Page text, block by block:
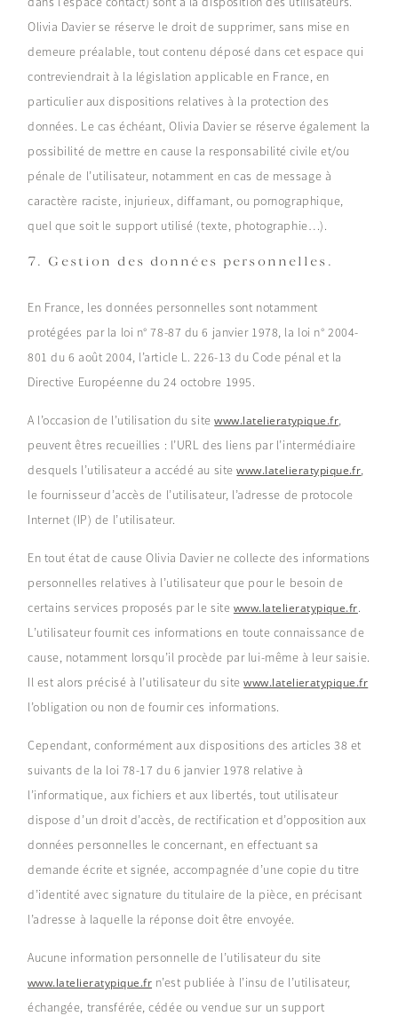
Olivia Davier se réserve le droit de supprimer, sans mise en
demeure préalable, tout contenu déposé dans cet espace qui
contreviendrait à la législation applicable en France, en
particulier aux dispositions relatives à la protection des
données. Le cas échéant, Olivia Davier se réserve également la
possibilité de mettre en cause la responsabilité civile et/ou
pénale de l’utilisateur, notamment en cas de message à
caractère raciste, injurieux, diffamant, ou pornographique,
quel que soit le support utilisé (texte, photographie…).
7. Gestion des données personnelles.
En France, les données personnelles sont notamment
protégées par la loi n° 78-87 du 6 janvier 1978, la loi n° 2004-
801 du 6 août 2004, l’article L. 226-13 du Code pénal et la
Directive Européenne du 24 octobre 1995.
A l’occasion de l’utilisation du sitewww.latelieratypique.fr,
peuvent êtres recueillies : l’URL des liens par l’intermédiaire
desquels l’utilisateur a accédé au sitewww.latelieratypique.fr,
le fournisseur d’accès de l’utilisateur, l’adresse de protocole
Internet (IP) de l’utilisateur.
En tout état de cause Olivia Davier ne collecte des informations
personnelles relatives à l’utilisateur que pour le besoin de
certains services proposés par le site www.latelieratypique.fr.
L’utilisateur fournit ces informations en toute connaissance de
cause, notamment lorsqu’il procède par lui-même à leur saisie.
Il est alors précisé à l’utilisateur du sitewww.latelieratypique.fr
l’obligation ou non de fournir ces informations.
Cependant, conformément aux dispositions des articles 38 et
suivants de la loi 78-17 du 6 janvier 1978 relative à
l’informatique, aux fichiers et aux libertés, tout utilisateur
dispose d’un droit d’accès, de rectification et d’opposition aux
données personnelles le concernant, en effectuant sa
demande écrite et signée, accompagnée d’une copie du titre
d’identité avec signature du titulaire de la pièce, en précisant
l’adresse à laquelle la réponse doit être envoyée.
Aucune information personnelle de l’utilisateur du site
www.latelieratypique.fr n’est publiée à l’insu de l’utilisateur,
échangée, transférée, cédée ou vendue sur un support